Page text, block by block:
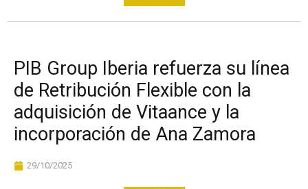
PIB Group Iberia refuerza su línea
de Retribución Flexible con la
adquisición de Vitaance y la
incorporación de Ana Zamora
29/10/2025